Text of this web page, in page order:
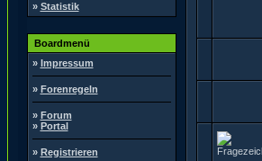
» Statistik
Boardmenü
» Impressum
» Forenregeln
» Forum
» Portal
» Registrieren